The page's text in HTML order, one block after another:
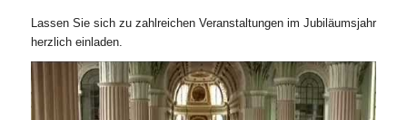
Lassen Sie sich zu zahlreichen Veranstaltungen im Jubiläumsjahr
herzlich einladen.